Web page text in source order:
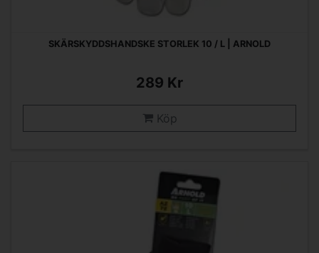
SKÄRSKYDDSHANDSKE STORLEK 10 / L | ARNOLD
289 Kr
Köp